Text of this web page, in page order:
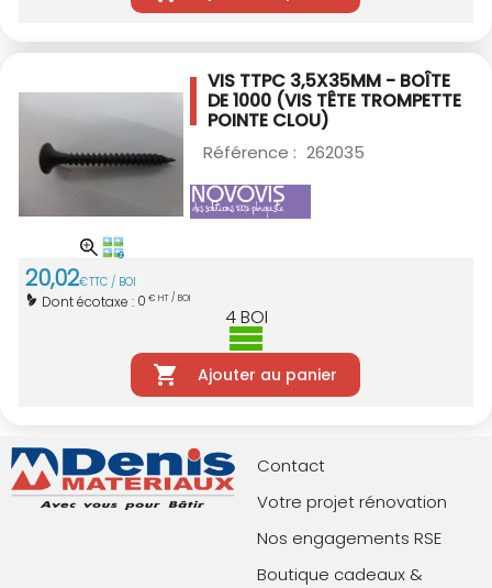
VIS TTPC 3,5X35MM - BOÎTE
DE 1000 (VIS TÊTE TROMPETTE
POINTE CLOU)
Référence : 262035
20,02€TTC / BOI
Dont écotaxe : 0 € HT / BOI
4BOI
Ajouter au panier
Contact
Votre projet rénovation
Nos engagements RSE
Boutique cadeaux &